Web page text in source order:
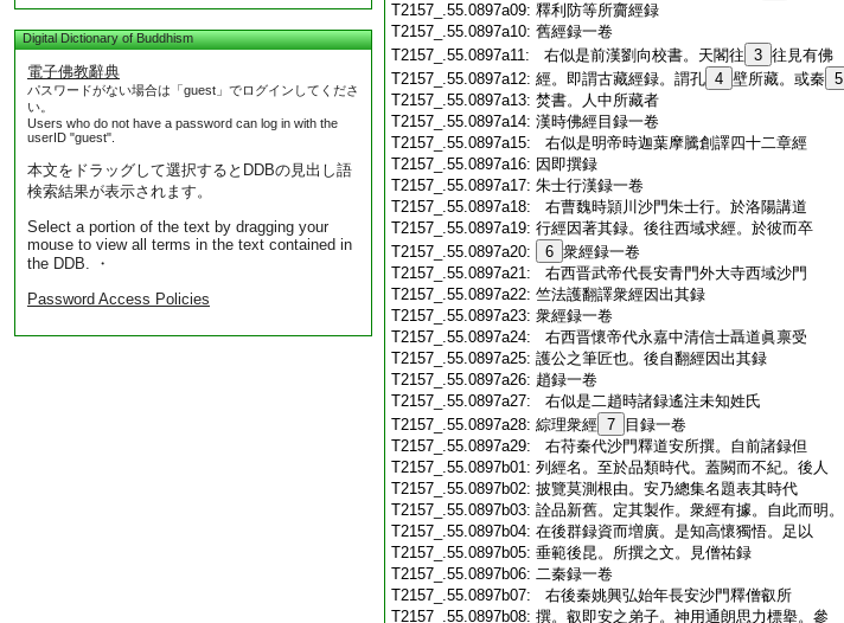
Digital Dictionary of Buddhism
電子佛教辭典
パスワードがない場合は「guest」でログインしてくださ
い。
Users who do not have a password can log in with the
userID "guest".
本文をドラッグして選択するとDDBの見出し語
検索結果が表示されます。
Select a portion of the text by dragging your
mouse to view all terms in the text contained in
the DDB. ・
Password Access Policies
T2157_.55.0897a09: 釋利防等所齎經録
T2157_.55.0897a10: 舊經録一卷
T2157_.55.0897a11:
右似是前漢劉向校書。天閣往 3 往見有佛
T2157_.55.0897a12: 經。即謂古藏經録。謂孔 4 壁所藏。或秦 5
T2157_.55.0897a13: 焚書。人中所藏者
T2157_.55.0897a14: 漢時佛經目録一卷
T2157_.55.0897a15:
右似是明帝時迦葉摩騰創譯四十二章經
T2157_.55.0897a16: 因即撰録
T2157_.55.0897a17: 朱士行漢録一卷
T2157_.55.0897a18:
右曹魏時頴川沙門朱士行。於洛陽講道
T2157_.55.0897a19: 行經因著其録。後往西域求經。於彼而卒
T2157_.55.0897a20:
6 衆經録一卷
T2157_.55.0897a21:
右西晋武帝代長安青門外大寺西域沙門
T2157_.55.0897a22: 竺法護翻譯衆經因出其録
T2157_.55.0897a23: 衆經録一卷
T2157_.55.0897a24:
右西晋懷帝代永嘉中清信士聶道眞禀受
T2157_.55.0897a25: 護公之筆匠也。後自翻經因出其録
T2157_.55.0897a26: 趙録一卷
T2157_.55.0897a27:
右似是二趙時諸録遙注未知姓氏
T2157_.55.0897a28: 綜理衆經 7
目録一卷
T2157_.55.0897a29:
右苻秦代沙門釋道安所撰。自前諸録但
T2157_.55.0897b01: 列經名。至於品類時代。蓋闕而不紀。後人
T2157_.55.0897b02: 披覽莫測根由。安乃總集名題表其時代
T2157_.55.0897b03: 詮品新舊。定其製作。衆經有據。自此而明。
T2157_.55.0897b04: 在後群録資而増廣。是知高懷獨悟。足以
T2157_.55.0897b05: 垂範後昆。所撰之文。見僧祐録
T2157_.55.0897b06: 二秦録一卷
T2157_.55.0897b07:
右後秦姚興弘始年長安沙門釋僧叡所
T2157_.55.0897b08: 撰。叡即安之弟子。神用通朗思力標擧。參